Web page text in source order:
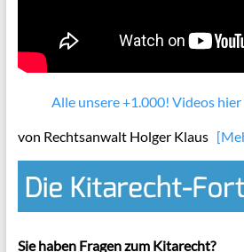
Alle unsere +1.000! Videos
von Rechtsanwalt Holger Klaus
Sie haben Fragen zum Kitarecht?